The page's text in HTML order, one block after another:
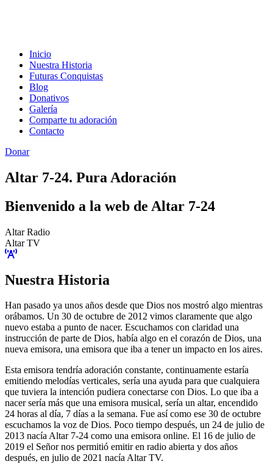
Inicio
Nuestra Historia
Futuras Conquistas
Blog
Donativos
Galería
Comparte tu adoración
Contacto
Donar
Altar 7-24. Pura Adoración
Bienvenido a la web de Altar 7-24
Altar Radio
Altar TV
Nuestra Historia
Han pasado ya unos años desde que Dios nos mostró algo mientras
orábamos. Un 30 de octubre de 2012 vimos claramente que algo
nuevo estaba a punto de nacer. Escuchamos con claridad una
instrucción de parte de Dios, había algo en el corazón de Dios, una
nueva emisora, una emisora que iba a tener un impacto en los aires.
Esta emisora tendría adoración constante, continuamente estaría
emitiendo melodías verticales, sería una ayuda para que cualquiera
que tuviera la intención pudiera conectarse con Dios. Lo que iba a
nacer sería más que una emisora musical, sería un altar, encendido
24 horas al día, 7 días a la semana. Fue así como ese 30 de octubre
escuchamos la voz de Dios. Poco tiempo después, un 24 de julio de
2013 nacía Altar 7-24 como una emisora online. El 16 de julio de
2019 el Señor nos permitió emitir en radio abierta y dos años
después, en julio de 2021 nacía Altar TV.